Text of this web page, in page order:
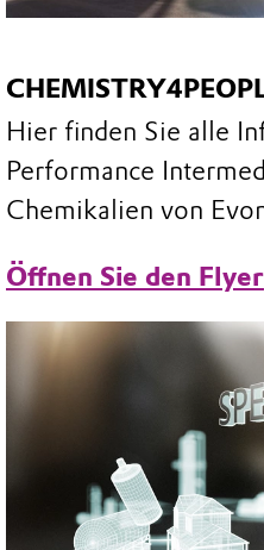
Hier finden Sie alle
Performance
Chemikalien von
Öffnen Sie den Flyer